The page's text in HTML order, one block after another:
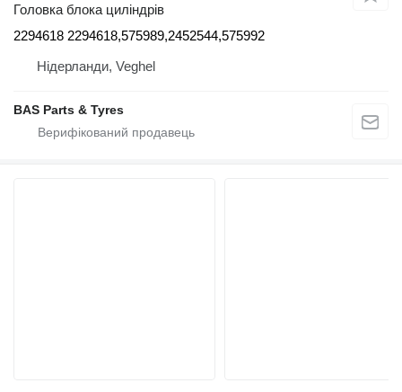
Головка блока циліндрів
2294618 2294618,575989,2452544,575992
Нідерланди, Veghel
BAS Parts & Tyres